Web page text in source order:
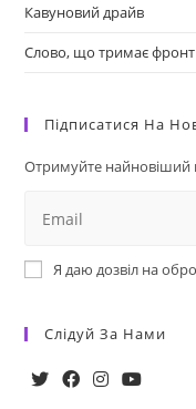
Кавуновий драйв
Слово, що тримає фронт
Підписатися На
Отримуйте найновіший
Я даю дозвіл на
Слідуй За Нами